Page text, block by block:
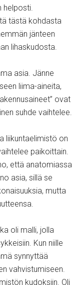
helposti.
tästä kohdasta
jänteen
lihaskudosta.
asia. Jänne
liima-aineita,
ovat
suhde vaihtelee.
liikuntaelimistö on
paikoittain.
että anatomiassa
asia, sillä se
mutta
oli malli, jolla
Kun niille
synnyttää
vahvistumiseen.
kudoksiin. Oli